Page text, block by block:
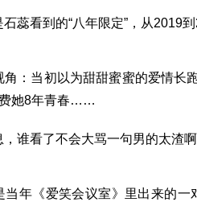
蕊看到的“八年限定”，从2019
角：当初以为甜甜蜜蜜的爱情长
她8年青春……
谁看了不会大骂一句男的太渣
当年《爱笑会议室》里出来的